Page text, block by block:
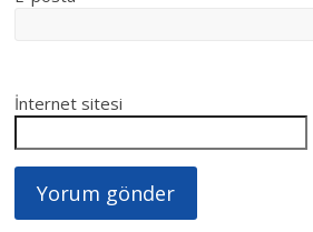
İnternet sitesi